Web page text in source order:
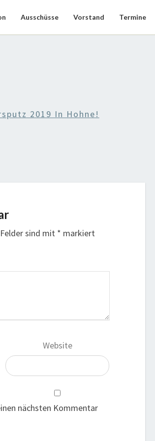
Ausschüsse Vorstand Termine
2019 In Hohne!
sind mit * markiert
Website
nächsten Kommentar